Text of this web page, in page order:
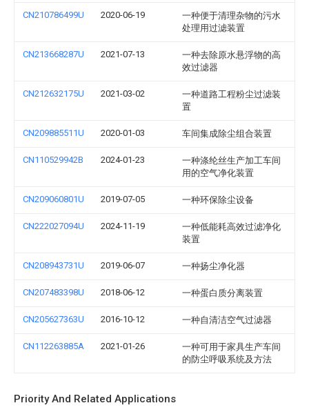
CN210786499U 2020-06-19
一种便于清理杂物的污水
处理用过滤装置
CN213668287U 2021-07-13
一种去除原水悬浮物的高
效过滤器
CN212632175U 2021-03-02
一种道路工程粉尘过滤装
置
CN209885511U 2020-01-03 车间集成除尘组合装置
CN110529942B 2024-01-23
一种涤纶丝生产加工车间
用的空气净化装置
CN209060801U 2019-07-05 一种环保除尘设备
CN222027094U 2024-11-19
一种低能耗高效过滤净化
装置
CN208943731U 2019-06-07 一种扬尘净化器
CN207483398U 2018-06-12 一种蛋白质分离装置
CN205627363U 2016-10-12 一种自清洁空气过滤器
CN112263885A 2021-01-26
一种可用于家具生产车间
的防尘呼吸系统及方法
Priority And Related Applications